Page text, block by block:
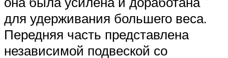
для удерживания большего веса.
Передняя часть представлена
независимой подвеской со